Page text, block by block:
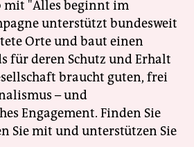
mit "Alles beginnt im
unterstützt bundesweit
Orte und baut einen
für deren Schutz und Erhalt
braucht guten, frei
– und
Engagement. Finden Sie
Sie mit und unterstützen Sie